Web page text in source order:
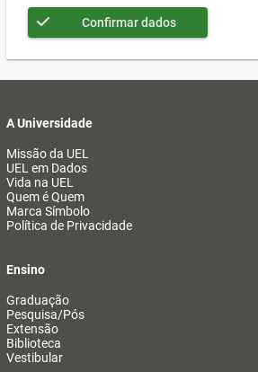
Confirmar dados
A Universidade
Missão da UEL
UEL em Dados
Vida na UEL
Quem é Quem
Marca Símbolo
Política de Privacidade
Ensino
Graduação
Pesquisa/Pós
Extensão
Biblioteca
Vestibular